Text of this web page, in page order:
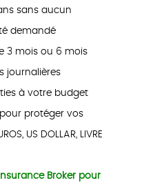
sans aucun
demandé
3 mois ou 6 mois
journalières
à votre budget
protéger vos
US DOLLAR, LIVRE
Broker pour